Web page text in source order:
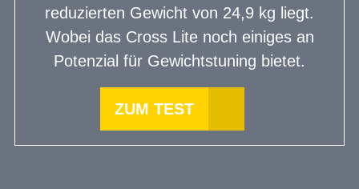
reduzierten Gewicht von 24,9 kg liegt.
Wobei das Cross Lite noch einiges an
Potenzial für Gewichtstuning bietet.
ZUM TEST